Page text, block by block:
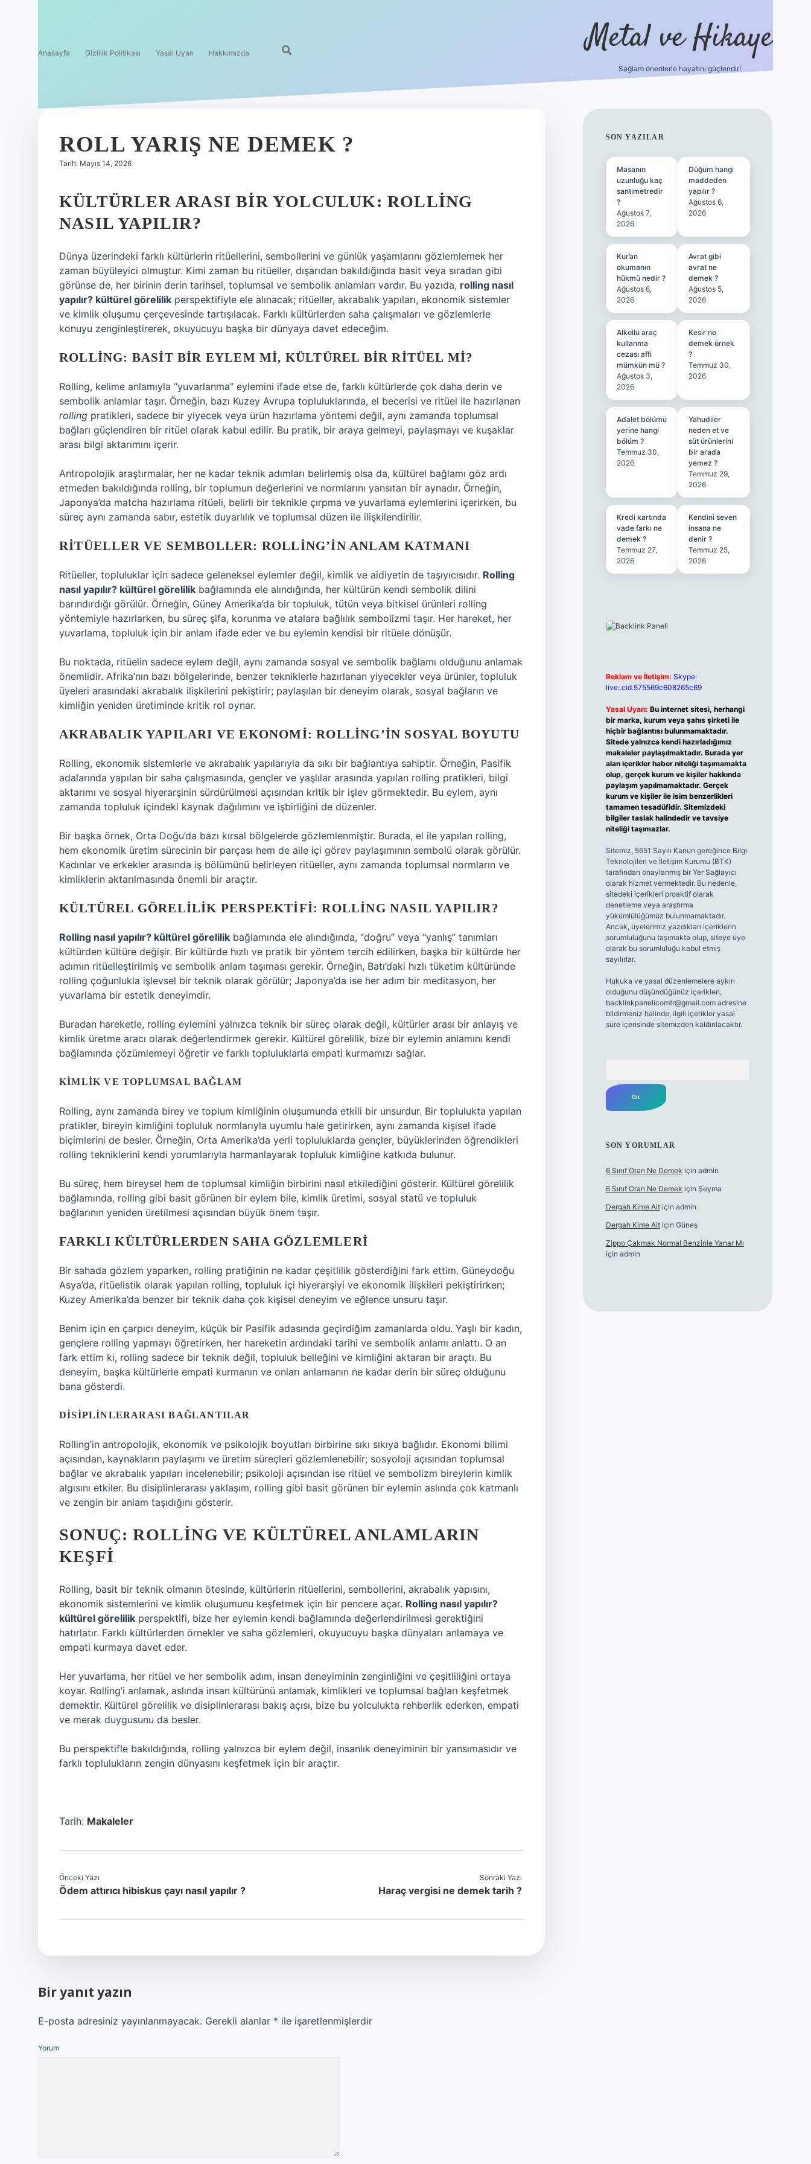
Anasayfa Gizlilik Politikası Yasal Uyarı Hakkımızda Metal ve Hikaye
Sağlam önerilerle hayatını güçlendir!
ROLL YARIŞ NE DEMEK ?
Tarih: Mayıs 14, 2026
KÜLTÜRLER ARASI BIR YOLCULUK: ROLLING
NASIL YAPILIR?
Dünya üzerindeki farklı kültürlerin ritüellerini, sembollerini ve günlük yaşamlarını gözlemlemek her
zaman büyüleyici olmuştur. Kimi zaman bu ritüeller, dışarıdan bakıldığında basit veya sıradan gibi
görünse de, her birinin derin tarihsel, toplumsal ve sembolik anlamları vardır. Bu yazıda, rolling nasıl
yapılır? kültürel görelilik perspektifiyle ele alınacak; ritüeller, akrabalık yapıları, ekonomik sistemler
ve kimlik oluşumu çerçevesinde tartışılacak. Farklı kültürlerden saha çalışmaları ve gözlemlerle
konuyu zenginleştirerek, okuyucuyu başka bir dünyaya davet edeceğim.
ROLLING: BASIT BIR EYLEM MI, KÜLTÜREL BIR RITÜEL MI?
Rolling, kelime anlamıyla “yuvarlanma” eylemini ifade etse de, farklı kültürlerde çok daha derin ve
sembolik anlamlar taşır. Örneğin, bazı Kuzey Avrupa topluluklarında, el becerisi ve ritüel ile hazırlanan
rolling pratikleri, sadece bir yiyecek veya ürün hazırlama yöntemi değil, aynı zamanda toplumsal
bağları güçlendiren bir ritüel olarak kabul edilir. Bu pratik, bir araya gelmeyi, paylaşmayı ve kuşaklar
arası bilgi aktarımını içerir.
Antropolojik araştırmalar, her ne kadar teknik adımları belirlemiş olsa da, kültürel bağlamı göz ardı
etmeden bakıldığında rolling, bir toplumun değerlerini ve normlarını yansıtan bir aynadır. Örneğin,
Japonya’da matcha hazırlama ritüeli, belirli bir teknikle çırpma ve yuvarlama eylemlerini içerirken, bu
süreç aynı zamanda sabır, estetik duyarlılık ve toplumsal düzen ile ilişkilendirilir.
RITÜELLER VE SEMBOLLER: ROLLING’IN ANLAM KATMANI
Ritüeller, topluluklar için sadece geleneksel eylemler değil, kimlik ve aidiyetin de taşıyıcısıdır. Rolling
nasıl yapılır? kültürel görelilik bağlamında ele alındığında, her kültürün kendi sembolik dilini
barındırdığı görülür. Örneğin, Güney Amerika’da bir topluluk, tütün veya bitkisel ürünleri rolling
yöntemiyle hazırlarken, bu süreç şifa, korunma ve atalara bağlılık sembolizmi taşır. Her hareket, her
yuvarlama, topluluk için bir anlam ifade eder ve bu eylemin kendisi bir ritüele dönüşür.
Bu noktada, ritüelin sadece eylem değil, aynı zamanda sosyal ve sembolik bağlamı olduğunu anlamak
önemlidir. Afrika’nın bazı bölgelerinde, benzer tekniklerle hazırlanan yiyecekler veya ürünler, topluluk
üyeleri arasındaki akrabalık ilişkilerini pekiştirir; paylaşılan bir deneyim olarak, sosyal bağların ve
kimliğin yeniden üretiminde kritik rol oynar.
AKRABALIK YAPILARI VE EKONOMI: ROLLING’IN SOSYAL BOYUTU
Rolling, ekonomik sistemlerle ve akrabalık yapılarıyla da sıkı bir bağlantıya sahiptir. Örneğin, Pasifik
adalarında yapılan bir saha çalışmasında, gençler ve yaşlılar arasında yapılan rolling pratikleri, bilgi
aktarımı ve sosyal hiyerarşinin sürdürülmesi açısından kritik bir işlev görmektedir. Bu eylem, aynı
zamanda topluluk içindeki kaynak dağılımını ve işbirliğini de düzenler.
Bir başka örnek, Orta Doğu’da bazı kırsal bölgelerde gözlemlenmiştir. Burada, el ile yapılan rolling,
hem ekonomik üretim sürecinin bir parçası hem de aile içi görev paylaşımının sembolü olarak görülür.
Kadınlar ve erkekler arasında iş bölümünü belirleyen ritüeller, aynı zamanda toplumsal normların ve
kimliklerin aktarılmasında önemli bir araçtır.
KÜLTÜREL GÖRELILIK PERSPEKTIFI: ROLLING NASIL YAPILIR?
Rolling nasıl yapılır? kültürel görelilik bağlamında ele alındığında, “doğru” veya “yanlış” tanımları
kültürden kültüre değişir. Bir kültürde hızlı ve pratik bir yöntem tercih edilirken, başka bir kültürde her
adımın ritüelleştirilmiş ve sembolik anlam taşıması gerekir. Örneğin, Batı’daki hızlı tüketim kültüründe
rolling çoğunlukla işlevsel bir teknik olarak görülür; Japonya’da ise her adım bir meditasyon, her
yuvarlama bir estetik deneyimdir.
Buradan hareketle, rolling eylemini yalnızca teknik bir süreç olarak değil, kültürler arası bir anlayış ve
kimlik üretme aracı olarak değerlendirmek gerekir. Kültürel görelilik, bize bir eylemin anlamını kendi
bağlamında çözümlemeyi öğretir ve farklı topluluklarla empati kurmamızı sağlar.
KIMLIK VE TOPLUMSAL BAĞLAM
Rolling, aynı zamanda birey ve toplum kimliğinin oluşumunda etkili bir unsurdur. Bir toplulukta yapılan
pratikler, bireyin kimliğini topluluk normlarıyla uyumlu hale getirirken, aynı zamanda kişisel ifade
biçimlerini de besler. Örneğin, Orta Amerika’da yerli topluluklarda gençler, büyüklerinden öğrendikleri
rolling tekniklerini kendi yorumlarıyla harmanlayarak topluluk kimliğine katkıda bulunur.
Bu süreç, hem bireysel hem de toplumsal kimliğin birbirini nasıl etkilediğini gösterir. Kültürel görelilik
bağlamında, rolling gibi basit görünen bir eylem bile, kimlik üretimi, sosyal statü ve topluluk
bağlarının yeniden üretilmesi açısından büyük önem taşır.
FARKLI KÜLTÜRLERDEN SAHA GÖZLEMLERI
Bir sahada gözlem yaparken, rolling pratiğinin ne kadar çeşitlilik gösterdiğini fark ettim. Güneydoğu
Asya’da, ritüelistik olarak yapılan rolling, topluluk içi hiyerarşiyi ve ekonomik ilişkileri pekiştirirken;
Kuzey Amerika’da benzer bir teknik daha çok kişisel deneyim ve eğlence unsuru taşır.
Benim için en çarpıcı deneyim, küçük bir Pasifik adasında geçirdiğim zamanlarda oldu. Yaşlı bir kadın,
gençlere rolling yapmayı öğretirken, her hareketin ardındaki tarihi ve sembolik anlamı anlattı. O an
fark ettim ki, rolling sadece bir teknik değil, topluluk belleğini ve kimliğini aktaran bir araçtı. Bu
deneyim, başka kültürlerle empati kurmanın ve onları anlamanın ne kadar derin bir süreç olduğunu
bana gösterdi.
DISIPLINLERARASI BAĞLANTILAR
Rolling’in antropolojik, ekonomik ve psikolojik boyutları birbirine sıkı sıkıya bağlıdır. Ekonomi bilimi
açısından, kaynakların paylaşımı ve üretim süreçleri gözlemlenebilir; sosyoloji açısından toplumsal
bağlar ve akrabalık yapıları incelenebilir; psikoloji açısından ise ritüel ve sembolizm bireylerin kimlik
algısını etkiler. Bu disiplinlerarası yaklaşım, rolling gibi basit görünen bir eylemin aslında çok katmanlı
ve zengin bir anlam taşıdığını gösterir.
SONUÇ: ROLLING VE KÜLTÜREL ANLAMLARIN
KEŞFI
Rolling, basit bir teknik olmanın ötesinde, kültürlerin ritüellerini, sembollerini, akrabalık yapısını,
ekonomik sistemlerini ve kimlik oluşumunu keşfetmek için bir pencere açar. Rolling nasıl yapılır?
kültürel görelilik perspektifi, bize her eylemin kendi bağlamında değerlendirilmesi gerektiğini
hatırlatır. Farklı kültürlerden örnekler ve saha gözlemleri, okuyucuyu başka dünyaları anlamaya ve
empati kurmaya davet eder.
Her yuvarlama, her ritüel ve her sembolik adım, insan deneyiminin zenginliğini ve çeşitliliğini ortaya
koyar. Rolling’i anlamak, aslında insan kültürünü anlamak, kimlikleri ve toplumsal bağları keşfetmek
demektir. Kültürel görelilik ve disiplinlerarası bakış açısı, bize bu yolculukta rehberlik ederken, empati
ve merak duygusunu da besler.
Bu perspektifle bakıldığında, rolling yalnızca bir eylem değil, insanlık deneyiminin bir yansımasıdır ve
farklı toplulukların zengin dünyasını keşfetmek için bir araçtır.
Tarih: Makaleler
Önceki Yazı
Ödem attırıcı hibiskus çayı nasıl yapılır ?
Sonraki Yazı
Haraç vergisi ne demek tarih ?
Bir yanıt yazın
E-posta adresiniz yayınlanmayacak. Gerekli alanlar * ile işaretlenmişlerdir
Yorum
SIDEBAR
SON YAZILAR
Masanın
uzunluğu kaç
santimetredir
?
Ağustos 7,
2026
Düğüm hangi
maddeden
yapılır ?
Ağustos 6,
2026
Kur’an
okumanın
hükmü nedir ?
Ağustos 6,
2026
Avrat gibi
avrat ne
demek ?
Ağustos 5,
2026
Alkollü araç
kullanma
cezası affı
mümkün mü ?
Ağustos 3,
2026
Kesir ne
demek örnek
?
Temmuz 30,
2026
Adalet bölümü
yerine hangi
bölüm ?
Temmuz 30,
2026
Yahudiler
neden et ve
süt ürünlerini
bir arada
yemez ?
Temmuz 29,
2026
Kredi kartında
vade farkı ne
demek ?
Temmuz 27,
2026
Kendini seven
insana ne
denir ?
Temmuz 25,
2026
Reklam ve İletişim: Skype:
live:.cid.575569c608265c69
Yasal Uyarı: Bu internet sitesi, herhangi
bir marka, kurum veya şahıs şirketi ile
hiçbir bağlantısı bulunmamaktadır.
Sitede yalnızca kendi hazırladığımız
makaleler paylaşılmaktadır. Burada yer
alan içerikler haber niteliği taşımamakta
olup, gerçek kurum ve kişiler hakkında
paylaşım yapılmamaktadır. Gerçek
kurum ve kişiler ile isim benzerlikleri
tamamen tesadüfidir. Sitemizdeki
bilgiler taslak halindedir ve tavsiye
niteliği taşımazlar.
Sitemiz, 5651 Sayılı Kanun gereğince Bilgi
Teknolojileri ve İletişim Kurumu (BTK)
tarafından onaylanmış bir Yer Sağlayıcı
olarak hizmet vermektedir. Bu nedenle,
sitedeki içerikleri proaktif olarak
denetleme veya araştırma
yükümlülüğümüz bulunmamaktadır.
Ancak, üyelerimiz yazdıkları içeriklerin
sorumluluğunu taşımakta olup, siteye üye
olarak bu sorumluluğu kabul etmiş
sayılırlar.
Hukuka ve yasal düzenlemelere aykırı
olduğunu düşündüğünüz içerikleri,
backlinkpanelicomtr@gmail.comadresine
bildirmeniz halinde, ilgili içerikler yasal
süre içerisinde sitemizden kaldırılacaktır.
SON YORUMLAR
6 Sınıf Oran Ne Demek için admin
6 Sınıf Oran Ne Demek için Şeyma
Dergah Kime Aitiçin admin
Dergah Kime Aitiçin Güneş
Zippo Çakmak Normal Benzinle Yanar Mı
için admin
famecasino güncel giriş vdcasino güncel giriş